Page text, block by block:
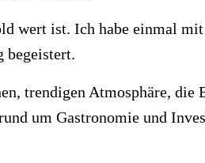
wert ist. Ich habe einmal
begeistert.
trendigen Atmosphäre, die
um Gastronomie und